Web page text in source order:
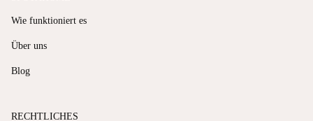
Wie funktioniert es
Über uns
Blog
RECHTLICHES